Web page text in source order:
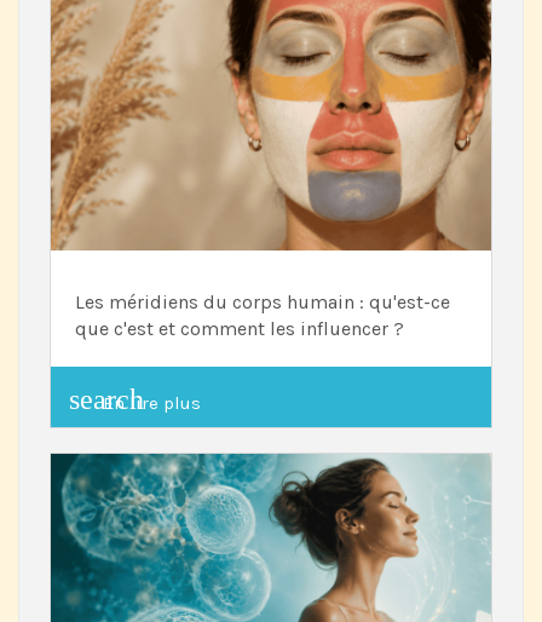
Les méridiens du corps humain : qu'est-ce
que c'est et comment les influencer ?
search
En lire plus